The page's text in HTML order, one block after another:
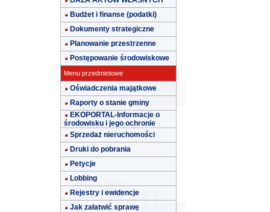
Budżet i finanse (podatki)
Dokumenty strategiczne
Planowanie przestrzenne
Postępowanie środowiskowe
Menu przedmiotowe
Oświadczenia majątkowe
Raporty o stanie gminy
EKOPORTAL-Informacje o
środowisku i jego ochronie
Sprzedaż nieruchomości
Druki do pobrania
Petycje
Lobbing
Rejestry i ewidencje
Jak załatwić sprawę